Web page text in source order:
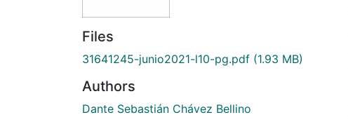
Files
31641245-junio2021-l10-pg.pdf (1.93 MB)
Authors
Dante Sebastián Chávez Bellino